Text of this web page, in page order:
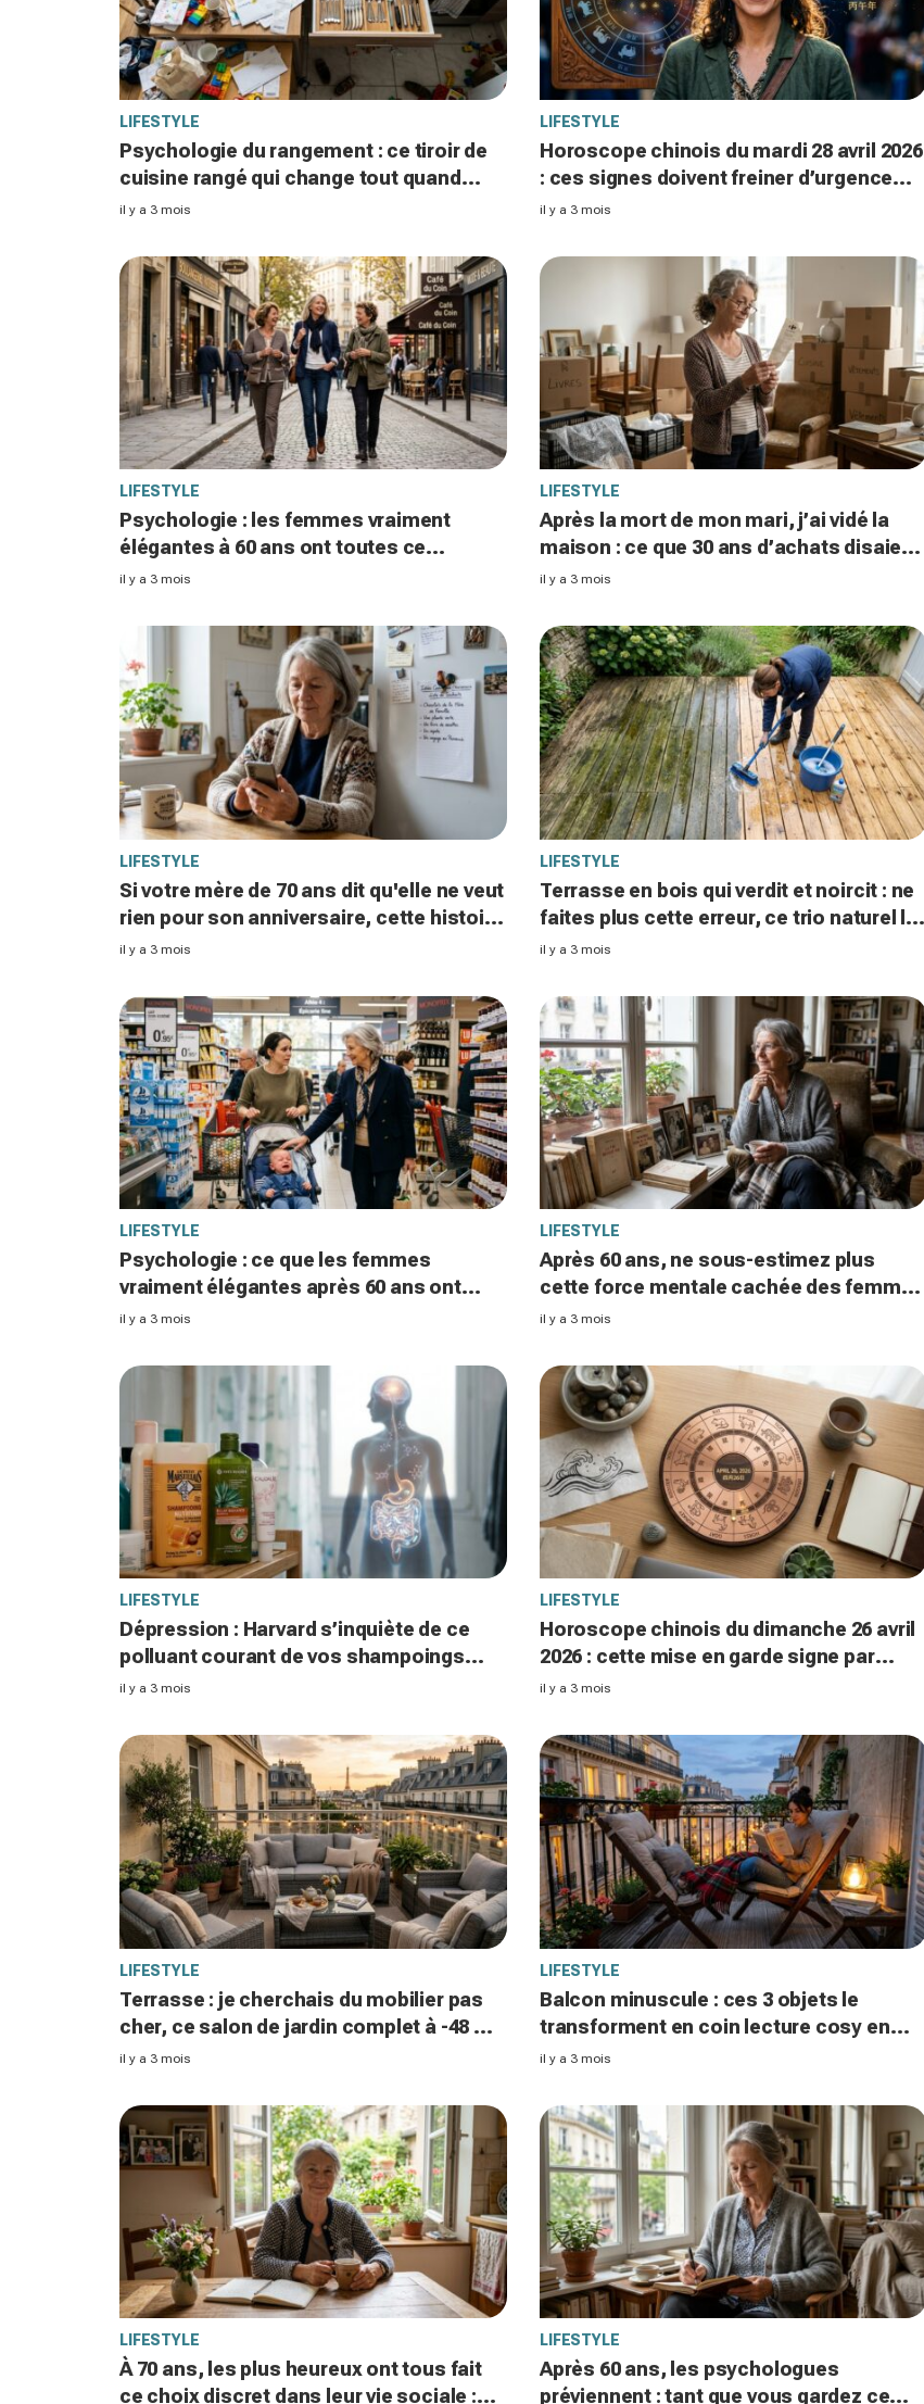
LIFESTYLE
Psychologie du rangement : ce tiroir de
cuisine rangé qui change tout quand
votre maison est vraiment en bazar
il y a 3 mois
LIFESTYLE
Horoscope chinois du mardi 28 avril 2026
: ces signes doivent freiner d’urgence
quand d’autres touchent le jackpot
il y a 3 mois
LIFESTYLE
Psychologie : les femmes vraiment
élégantes à 60 ans ont toutes ce
tournant radical dans leur vie
il y a 3 mois
LIFESTYLE
Après la mort de mon mari, j’ai vidé la
maison : ce que 30 ans d’achats disaient
sur notre couple m’a terrifiée
il y a 3 mois
LIFESTYLE
Si votre mère de 70 ans dit qu'elle ne veut
rien pour son anniversaire, cette histoire
révèle ce qui se joue vraiment
il y a 3 mois
LIFESTYLE
Terrasse en bois qui verdit et noircit : ne
faites plus cette erreur, ce trio naturel la
sauve sans Javel
il y a 3 mois
LIFESTYLE
Psychologie : ce que les femmes
vraiment élégantes après 60 ans ont
compris et que la plupart n'apprendront
il y a 3 mois
LIFESTYLE
Après 60 ans, ne sous-estimez plus
cette force mentale cachée des femmes
que la psychologie révèle enfin
il y a 3 mois
LIFESTYLE
Dépression : Harvard s’inquiète de ce
polluant courant de vos shampoings
activé par certaines bactéries
il y a 3 mois
LIFESTYLE
Horoscope chinois du dimanche 26 avril
2026 : cette mise en garde signe par
signe pourrait tout changer pour vous
il y a 3 mois
LIFESTYLE
Terrasse : je cherchais du mobilier pas
cher, ce salon de jardin complet à -48 %
sur ManoMano a tout changé
il y a 3 mois
LIFESTYLE
Balcon minuscule : ces 3 objets le
transforment en coin lecture cosy en
une après-midi, prêt pour l’été
il y a 3 mois
LIFESTYLE
À 70 ans, les plus heureux ont tous fait
ce choix discret dans leur vie sociale :
LIFESTYLE
Après 60 ans, les psychologues
préviennent : tant que vous gardez ce